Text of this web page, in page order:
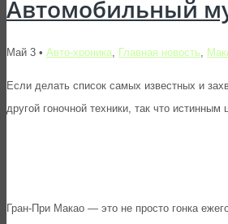
Автомобильный
Май 3 • Авто-хроника, Главная новость,
Если делать список самых известных и
другой гоночной техники, так что
Гран-При Макао — это не просто гонка